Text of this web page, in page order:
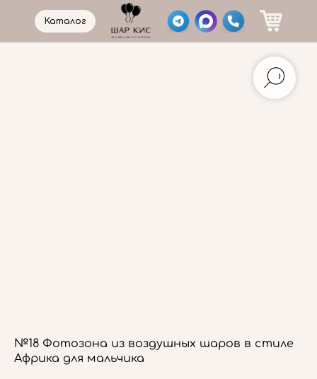
Каталог
№18 Фотозона из воздушных шаров в стиле
Африка для мальчика